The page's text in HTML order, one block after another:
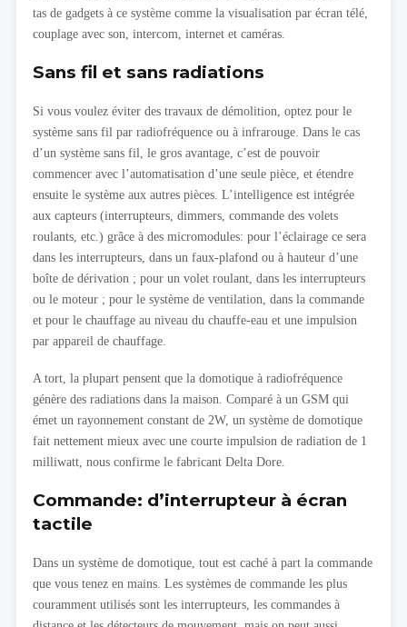
tas de gadgets à ce système comme la visualisation par écran télé,
couplage avec son, intercom, internet et caméras.
Sans fil et sans radiations
Si vous voulez éviter des travaux de démolition, optez pour le
système sans fil par radiofréquence ou à infrarouge. Dans le cas
d’un système sans fil, le gros avantage, c’est de pouvoir
commencer avec l’automatisation d’une seule pièce, et étendre
ensuite le système aux autres pièces. L’intelligence est intégrée
aux capteurs (interrupteurs, dimmers, commande des volets
roulants, etc.) grâce à des micromodules: pour l’éclairage ce sera
dans les interrupteurs, dans un faux-plafond ou à hauteur d’une
boîte de dérivation ; pour un volet roulant, dans les interrupteurs
ou le moteur ; pour le système de ventilation, dans la commande
et pour le chauffage au niveau du chauffe-eau et une impulsion
par appareil de chauffage.
A tort, la plupart pensent que la domotique à radiofréquence
génère des radiations dans la maison. Comparé à un GSM qui
émet un rayonnement constant de 2W, un système de domotique
fait nettement mieux avec une courte impulsion de radiation de 1
milliwatt, nous confirme le fabricant Delta Dore.
Commande: d’interrupteur à écran
tactile
Dans un système de domotique, tout est caché à part la commande
que vous tenez en mains. Les systèmes de commande les plus
couramment utilisés sont les interrupteurs, les commandes à